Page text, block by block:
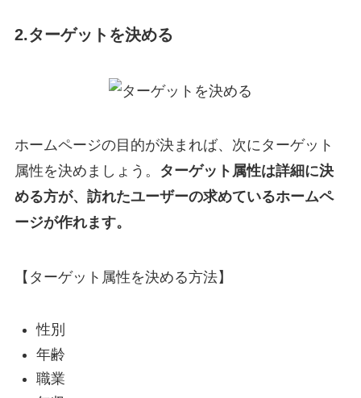
2.ターゲットを決める
ホームページの目的が決まれば、次にターゲット
属性を決めましょう。
ターゲット属性は詳細に決
める方が、訪れたユーザーの求めているホームペ
ージが作れます。
【ターゲット属性を決める方法】
性別
年齢
職業